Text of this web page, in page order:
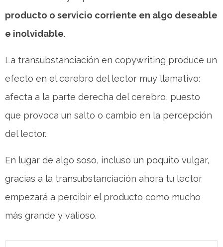
producto o servicio corriente en algo deseable
e inolvidable.
La transubstanciación en copywriting produce un
efecto en el cerebro del lector muy llamativo:
afecta a la parte derecha del cerebro, puesto
que provoca un salto o cambio en la percepción
del lector.
En lugar de algo soso, incluso un poquito vulgar,
gracias a la transubstanciación ahora tu lector
empezará a percibir el producto como mucho
más grande y valioso.